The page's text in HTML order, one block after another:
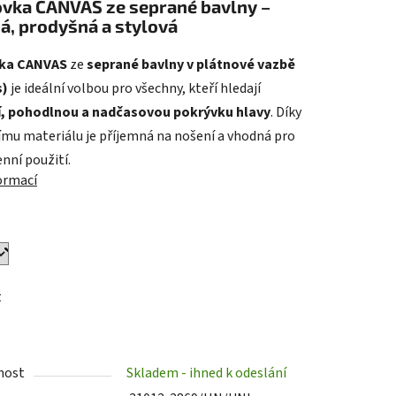
CANVAS ze seprané bavlny –
prodyšná a stylová
CANVASzeseprané bavlny v plátnové vazbě
je ideální volbou pro všechny, kteří hledají
pohodlnou a nadčasovou pokrývku hlavy. Díky
materiálu je příjemná na nošení a vhodná pro
použití.
Skladem - ihned k odeslání